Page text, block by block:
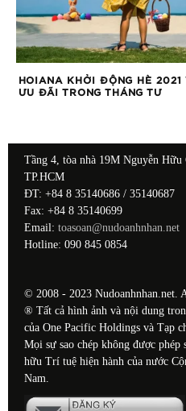
HOIANA KHỞI ĐỘNG HÈ 2021
ƯU ĐÃI TRONG THÁNG TƯ
Tầng 4, tòa nhà 19M Nguyễn
TP.HCM
ĐT: +84 8 35140686 / 35140687
Fax: +84 8 35140699
Email: toasoan@nudoanhnhan.net
Hotline: 090 845 0854
© 2008 - 2023 Nudoanhnhan.net.
® Tất cả hình ảnh và nội dung
của One Pacific Holdings và Tạp
Mọi sự sao chép không được
hữu Trí tuệ hiện hành của nước
Nam.